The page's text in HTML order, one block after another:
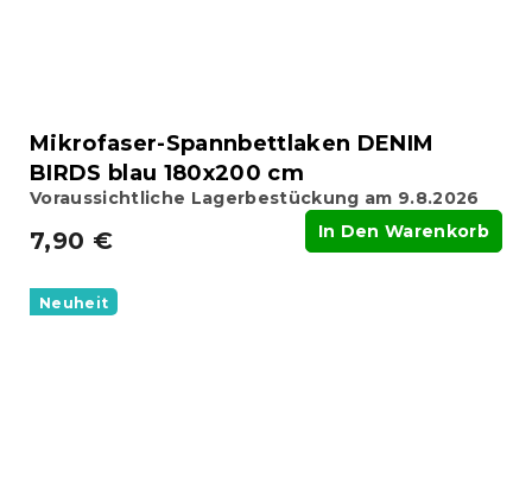
Mikrofaser-Spannbettlaken DENIM
BIRDS blau 180x200 cm
Voraussichtliche Lagerbestückung am 9.8.2026
7,90 € In Den Warenkorb
Neuheit